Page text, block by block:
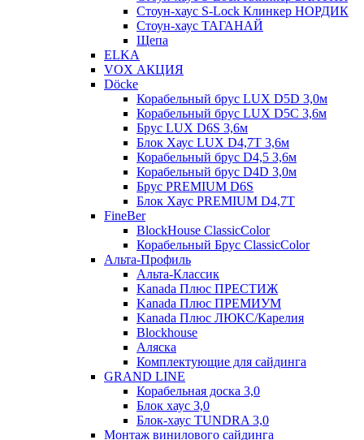
Стоун-хаус S-Lock Клинкер НОРДИК
Стоун-хаус ТАГАНАЙ
Щепа
ELKA
VOX АКЦИЯ
Döcke
Корабельный брус LUX D5D 3,0м
Корабельный брус LUX D5C 3,6м
Брус LUX D6S 3,6м
Блок Хаус LUX D4,7T 3,6м
Корабельный брус D4,5 3,6м
Корабельный брус D4D 3,0м
Брус PREMIUM D6S
Блок Хаус PREMIUM D4,7T
FineBer
BlockHouse ClassicColor
Корабельный Брус ClassicColor
Альта-Профиль
Альта-Классик
Kanada Плюс ПРЕСТИЖ
Kanada Плюс ПРЕМИУМ
Kanada Плюс ЛЮКС/Карелия
Blockhouse
Аляска
Комплектующие для сайдинга
GRAND LINE
Корабельная доска 3,0
Блок хаус 3,0
Блок-хаус TUNDRA 3,0
Монтаж винилового сайдинга